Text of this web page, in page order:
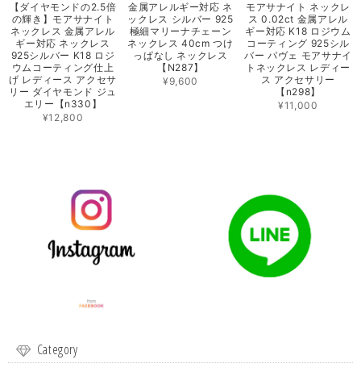
【ダイヤモンドの2.5倍
の輝き】モアサナイト
ネックレス 金属アレル
ギー対応 ネックレス
925シルバー K18 ロジ
ウムコーティング仕上
げ レディース アクセサ
リー ダイヤモンド ジュ
エリー【n330】
¥12,800
金属アレルギー対応 ネ
ックレス シルバー 925
極細マリーナチェーン
ネックレス 40cm つけ
っぱなし ネックレス
【N287】
¥9,600
モアサナイト ネックレ
ス 0.02ct 金属アレル
ギー対応 K18 ロジウム
コーティング 925シル
バー パヴェ モアサナイ
トネックレス レディー
ス アクセサリー
【n298】
¥11,000
Category